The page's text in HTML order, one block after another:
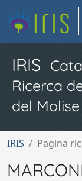
IRIS
Ricerca
del Molise
IRIS Pagina